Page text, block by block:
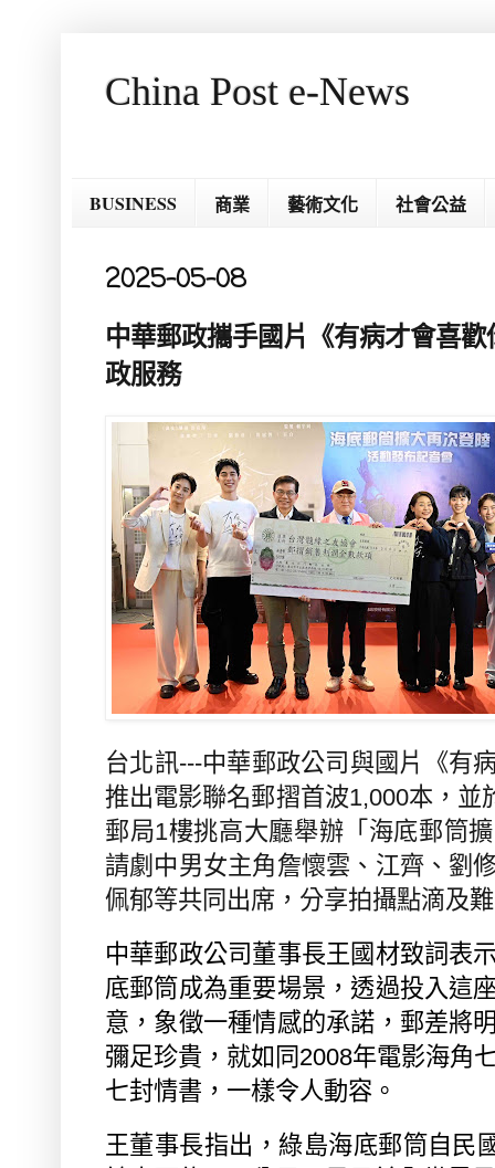
China Post e-News
BUSINESS 商業 藝術文化 社會公益
2025-05-08
中華郵政攜手國片《有病才會喜
政服務
台北訊---中華郵政公司與國片《有
推出電影聯名郵摺首波1,000本，並
郵局1樓挑高大廳舉辦「海底郵筒
請劇中男女主角詹懷雲、江齊、劉
佩郁等共同出席，分享拍攝點滴及
中華郵政公司董事長王國材致詞表
底郵筒成為重要場景，透過投入這
意，象徵一種情感的承諾，郵差將
彌足珍貴，就如同2008年電影海角
七封情書，一樣令人動容。
王董事長指出，綠島海底郵筒自民